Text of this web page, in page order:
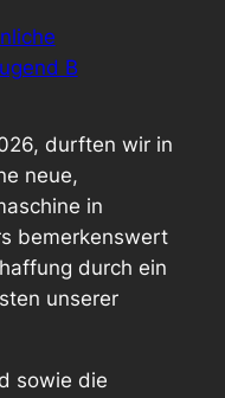
B
durften wir in
neue,
in
bemerkenswert
durch ein
unserer
sowie die